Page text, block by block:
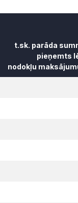
t.sk. parāda
pieņemts
nodokļu
nodokļu